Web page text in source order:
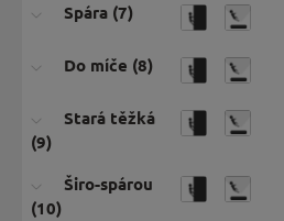
Spára (7)
Do míče (8)
Stará těžká
(9)
Širo-spárou
(10)